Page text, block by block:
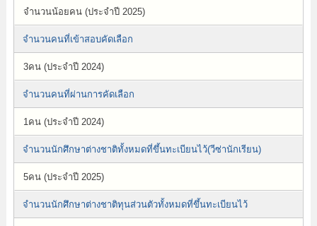
จำนวนน้อยคน (ประจำปี 2025)
จำนวนคนที่เข้าสอบคัดเลือก
3คน (ประจำปี 2024)
จำนวนคนที่ผ่านการคัดเลือก
1คน (ประจำปี 2024)
จำนวนนักศึกษาต่างชาติทั้งหมดที่ขึ้นทะเบียนไว้(วีซ่านักเรียน)
5คน (ประจำปี 2025)
จำนวนนักศึกษาต่างชาติทุนส่วนตัวทั้งหมดที่ขึ้นทะเบียนไว้